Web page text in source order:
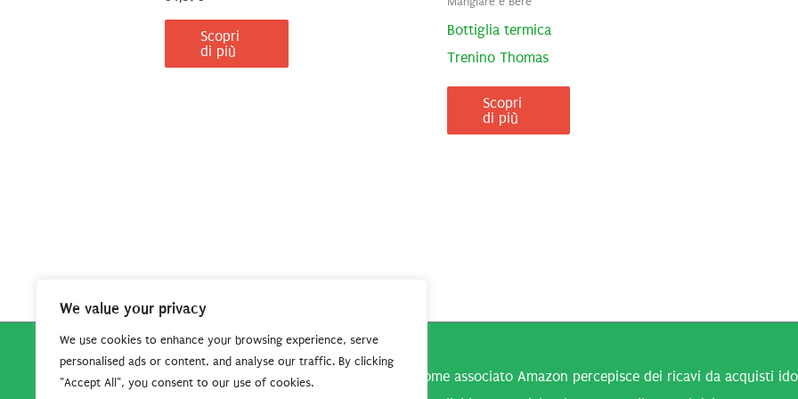
We value your privacy
We use cookies to enhance your browsing experience, serve
personalised ads or content, and analyse our traffic. By clicking
"Accept All", you consent to our use of cookies.
Scopri
di più
Bottiglia termica
Trenino Thomas
Scopri
di più
Copyright © 2026Robe da Cartoon| Robe da Cartoon come associato Amazon percepisce dei ricavi da acquisti